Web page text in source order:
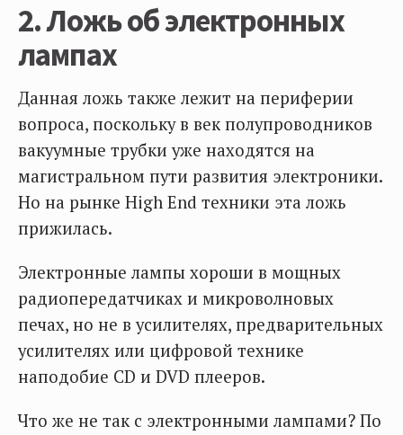
2. Ложь об электронных
лампах
Данная ложь также лежит на периферии
вопроса, поскольку в век полупроводников
вакуумные трубки уже находятся на
магистральном пути развития электроники.
Но на рынке High End техники эта ложь
прижилась.
Электронные лампы хороши в мощных
радиопередатчиках и микроволновых
печах, но не в усилителях, предварительных
усилителях или цифровой технике
наподобие CD и DVD плееров.
Что же не так с электронными лампами? По